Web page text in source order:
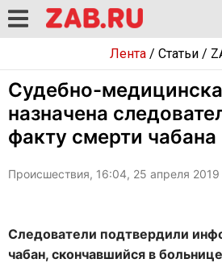
Лента/ Статьи/
Судебно-
назначена
факту смерти
Происшествия, 16:04, 25 апреля 2019
Следователи подтвердили
чабан, скончавшийся в